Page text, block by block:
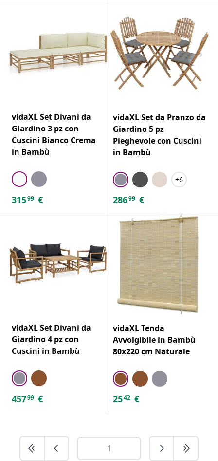
vidaXL Set Divani da
Giardino 3 pz con
Cuscini Bianco Crema
in Bambù
31599 €
vidaXL Set da Pranzo da
Giardino 5 pz
Pieghevole con Cuscini
in Bambù
+6
28699 €
vidaXL Set Divani da
Giardino 4 pz con
Cuscini in Bambù
45799 €
vidaXL Tenda
Avvolgibile in Bambù
80x220 cm Naturale
2542 €